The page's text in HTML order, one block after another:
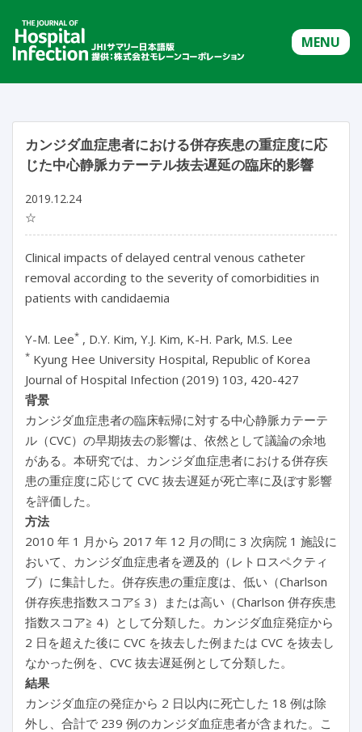
MENU
カンジダ血症患者における併存疾患の重症度に応
じた中心静脈カテーテル抜去遅延の臨床的影響
2019.12.24
☆
Clinical impacts of delayed central venous catheter
removal according to the severity of comorbidities in
patients with candidaemia
Y-M. Lee* , D.Y. Kim, Y.J. Kim, K-H. Park, M.S. Lee
* Kyung Hee University Hospital, Republic of Korea
Journal of Hospital Infection (2019) 103, 420-427
背景
カンジダ血症患者の臨床転帰に対する中心静脈カテーテ
ル（CVC）の早期抜去の影響は、依然として議論の余地
がある。本研究では、カンジダ血症患者における併存疾
患の重症度に応じて CVC 抜去遅延が死亡率に及ぼす影響
を評価した。
方法
2010 年 1 月から 2017 年 12 月の間に 3 次病院 1 施設に
おいて、カンジダ血症患者を遡及的（レトロスペクティ
ブ）に集計した。併存疾患の重症度は、低い（Charlson
併存疾患指数スコア≦ 3）または高い（Charlson 併存疾患
指数スコア≧ 4）として分類した。カンジダ血症発症から
2 日を超えた後に CVC を抜去した例または CVC を抜去し
なかった例を、CVC 抜去遅延例として分類した。
結果
カンジダ血症の発症から 2 日以内に死亡した 18 例は除
外し、合計で 239 例のカンジダ血症患者が含まれた。こ